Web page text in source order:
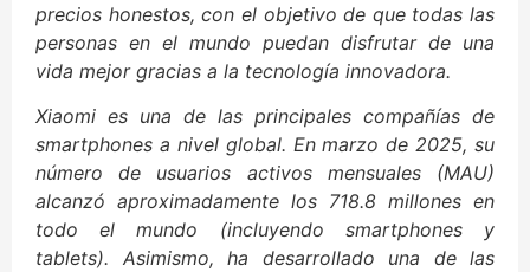
precios honestos, con el objetivo de que todas las
personas en el mundo puedan disfrutar de una
vida mejor gracias a la tecnología innovadora.
Xiaomi es una de las principales compañías de
smartphones a nivel global. En marzo de 2025, su
número de usuarios activos mensuales (MAU)
alcanzó aproximadamente los 718.8 millones en
todo el mundo (incluyendo smartphones y
tablets). Asimismo, ha desarrollado una de las